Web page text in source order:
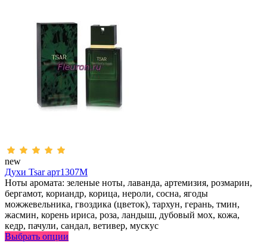
new
Духи Tsar арт1307M
Ноты аромата: зеленые ноты, лаванда, артемизия, розмарин,
бергамот, кориандр, корица, нероли, сосна, ягоды
можжевельника, гвоздика (цветок), тархун, герань, тмин,
жасмин, корень ириса, роза, ландыш, дубовый мох, кожа,
кедр, пачули, сандал, ветивер, мускус
Выбрать опции